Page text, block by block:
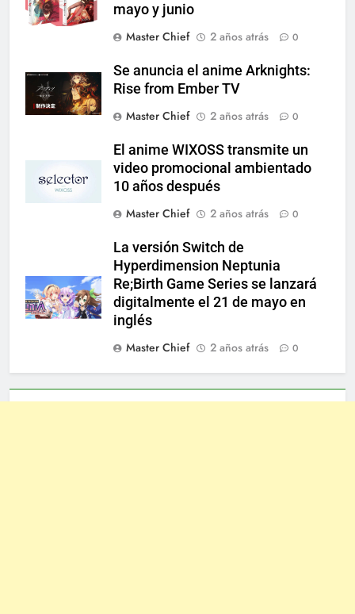
mayo y junio
Master Chief
2 años atrás 0
Se anuncia el anime Arknights:
Rise from Ember TV
Master Chief
2 años atrás 0
El anime WIXOSS transmite un
video promocional ambientado
10 años después
Master Chief
2 años atrás 0
La versión Switch de
Hyperdimension Neptunia
Re;Birth Game Series se lanzará
digitalmente el 21 de mayo en
inglés
Master Chief
2 años atrás 0